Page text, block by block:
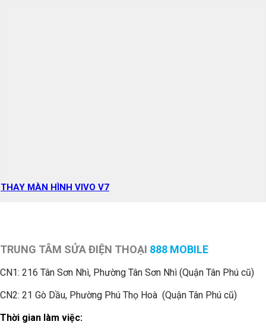
THAY MÀN HÌNH VIVO V7
TRUNG TÂM SỬA ĐIỆN THOẠI 888 MOBILE
CN1: 216 Tân Sơn Nhì, Phường Tân Sơn Nhì (Quận Tân Phú cũ)
CN2: 21 Gò Dầu, Phường Phú Thọ Hoà (Quận Tân Phú cũ)
Thời gian làm việc: